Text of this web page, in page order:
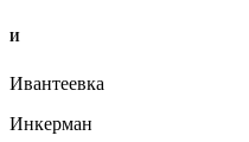
И
Ивантеевка
Инкерман